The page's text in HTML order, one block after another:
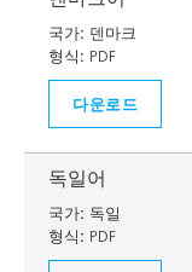
국가: 덴마크
형식: PDF
다운로드
독일어
국가: 독일
형식: PDF